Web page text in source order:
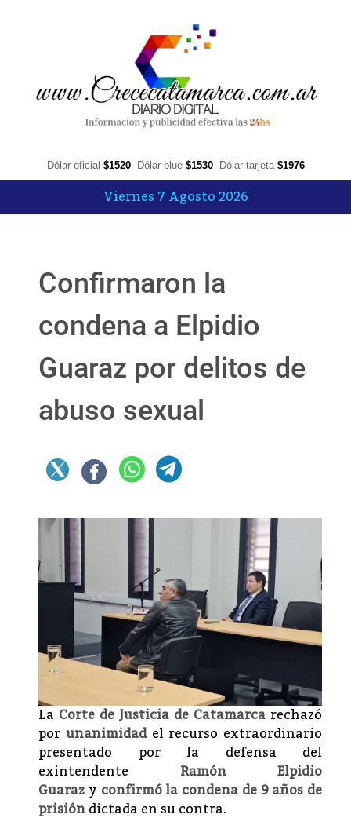
Dólar oficial $1520 Dólar blue $1530 Dólar tarjeta $1976
Viernes 7 Agosto 2026
Confirmaron la
condena a Elpidio
Guaraz por delitos de
abuso sexual
La Corte de Justicia de Catamarca rechazó
por unanimidadel recurso extraordinario
presentado por la defensa del
exintendente Ramón Elpidio
Guarazy confirmó la condena de 9 años de
prisióndictada en su contra.